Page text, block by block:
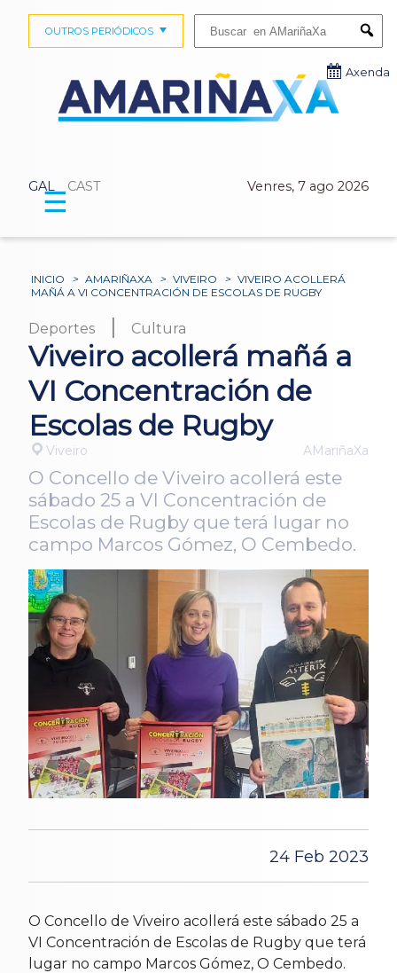
GAL CAST Venres, 7 ago 2026
OUTROS PERIÓDICOS
Axenda
☰
INICIO > AMARIÑAXA > VIVEIRO > VIVEIRO ACOLLERÁ
MAÑÁ A VI CONCENTRACIÓN DE ESCOLAS DE RUGBY
Deportes | Cultura
Viveiro acollerá mañá a
VI Concentración de
Escolas de Rugby
Viveiro AMariñaXa
O Concello de Viveiro acollerá este
sábado 25 a VI Concentración de
Escolas de Rugby que terá lugar no
campo Marcos Gómez, O Cembedo.
24 Feb 2023
O Concello de Viveiro acollerá este sábado 25 a
VI Concentración de Escolas de Rugby que terá
lugar no campo Marcos Gómez, O Cembedo.